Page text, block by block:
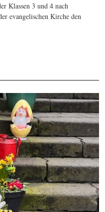
Klassen 3 und 4 nach
evangelischen Kirche den